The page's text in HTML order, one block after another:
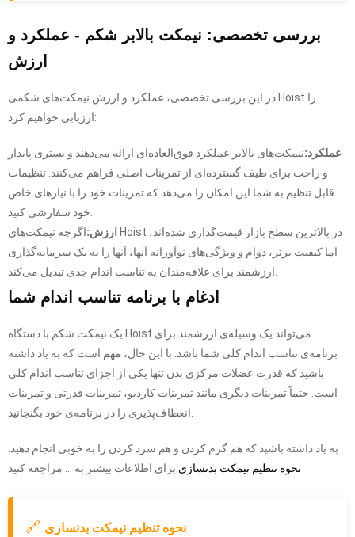
بررسی تخصصی: نیمکت بالابر شکم - عملکرد و
ارزش
در این بررسی تخصصی، عملکرد و ارزش نیمکت‌های شکمی Hoist را
ارزیابی خواهیم کرد:
عملکرد:نیمکت‌های بالابر عملکرد فوق‌العاده‌ای ارائه می‌دهند و بستری پایدار
و راحت برای طیف گسترده‌ای از تمرینات اصلی فراهم می‌کنند. تنظیمات
قابل تنظیم به شما این امکان را می‌دهد که تمرینات خود را با نیازهای خاص
ارزش:اگرچه نیمکت‌های Hoist در بالاترین سطح بازار قیمت‌گذاری شده‌اند،
اما کیفیت برتر، دوام و ویژگی‌های نوآورانه آنها، آنها را به یک سرمایه‌گذاری
ادغام با برنامه تناسب اندام شما
یک نیمکت شکم با دستگاه Hoist می‌تواند یک وسیله‌ی ارزشمند برای
برنامه‌ی تناسب اندام کلی شما باشد. با این حال، مهم است که به یاد داشته
باشید که قدرت عضلات مرکزی بدن تنها یکی از اجزای تناسب اندام کلی
است. حتماً تمرینات دیگری مانند تمرینات کاردیو، تمرینات قدرتی و تمرینات
به یاد داشته باشید که هم گرم کردن و هم سرد کردن را به خوبی انجام دهید.
نحوه تنظیم نیمکت بدنسازی
🔗 نحوه تنظیم نیمکت بدنسازی